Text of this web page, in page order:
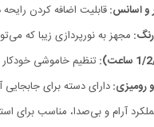
و اسانس:قابلیت اضافه کردن
مجهز به نورپردازی زیبا که
تنظیم خاموشی
رومیزی:دارای دسته برای جابجایی
آرام و بی‌صدا، مناسب برای